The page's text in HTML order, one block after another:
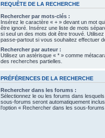
REQUÊTE DE LA RECHERCHE
Rechercher par mots-clés :
Insérez le caractère « + » devant un mot
être ignoré. Insérez une liste de mots
si seul un des mots doit être trouvé.
passe-partout si vous souhaitez effectuer
Rechercher par auteur :
Utilisez un astérisque « * » comme
des recherches partielles.
PRÉFÉRENCES DE LA RECHERCHE
Rechercher dans les forums :
Sélectionnez le ou les forums dans
sous-forums seront automatiquement
l’option « Rechercher dans les sous-